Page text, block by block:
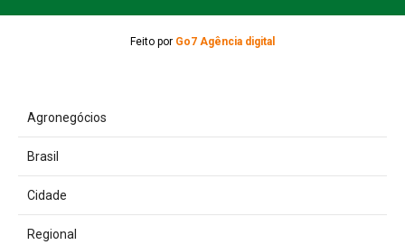
Feito por Go7 Agência digital
Agronegócios
Brasil
Cidade
Regional